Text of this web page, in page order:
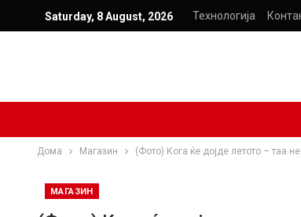
Saturday, 8 August, 2026 Технологија
Дома Магазин (Фото) Кога ќе дојде летото – таа
МАГАЗИН